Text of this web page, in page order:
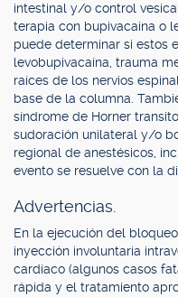
intestinal y/o control
terapia con bupivacaína o
puede determinar si estos
levobupivacaína, trauma
raíces de los nervios
base de la columna.
síndrome de Horner
sudoración unilateral y/o
regional de anestésicos,
evento se resuelve con la
Advertencias.
En la ejecución del
inyección involuntaria
cardíaco (algunos casos
rápida y el tratamiento